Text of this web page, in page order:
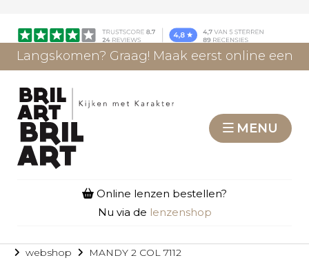
Langskomen? Graag! Maak eerst online een
MENU
Online lenzen bestellen?
Nu via de lenzenshop
webshop MANDY 2 COL 7112